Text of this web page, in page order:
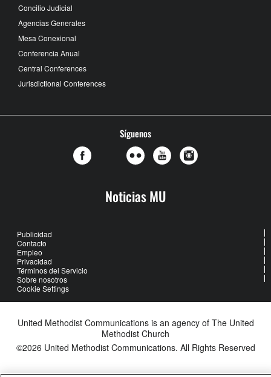
Concilio Judicial
Agencias Generales
Mesa Conexional
Conferencia Anual
Central Conferences
Jurisdictional Conferences
Síguenos
Noticias MU
Publicidad
Contacto
Empleo
Privacidad
Términos del Servicio
Sobre nosotros
Cookie Settings
United Methodist Communications is an agency of The United
Methodist Church
©2026 United Methodist Communications. All Rights Reserved